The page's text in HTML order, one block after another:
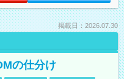
掲載日：2026.07.30
の仕分け